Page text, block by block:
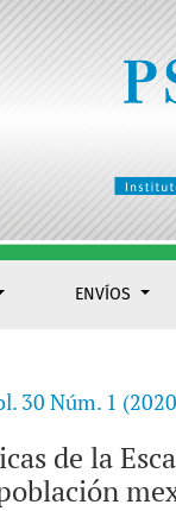
de Leahy
ENVÍOS
30 Núm. 1
de la